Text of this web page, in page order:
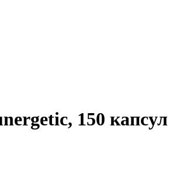
150 капсул